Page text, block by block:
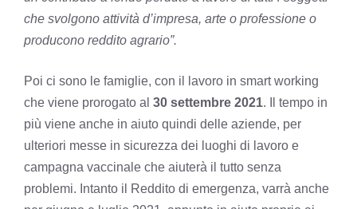
che svolgono attività d’impresa, arte o professione o
producono reddito agrario”.
Poi ci sono le famiglie, con il lavoro in smart working
che viene prorogato al 30 settembre 2021. Il tempo in
più viene anche in aiuto quindi delle aziende, per
ulteriori messe in sicurezza dei luoghi di lavoro e
campagna vaccinale che aiuterà il tutto senza
problemi. Intanto il Reddito di emergenza, varrà anche